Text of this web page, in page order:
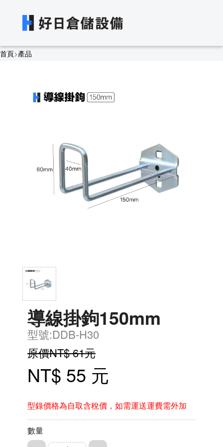
首頁>產品
導線掛鉤150mm
型號:DDB-H30
原價NT$ 61元
NT$ 55 元
型錄價格為自取含稅價，如需運送運費需外加
數量